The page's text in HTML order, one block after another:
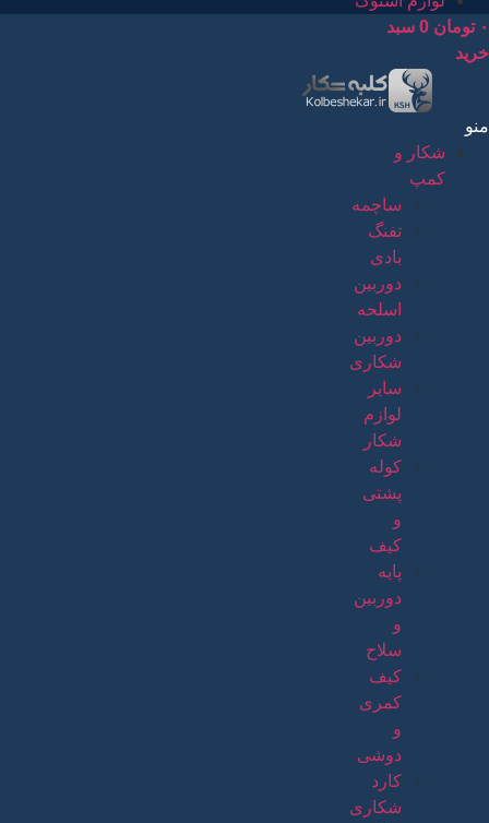
۰ تومان 0 سبد
خرید
منو
شکار و
کمپ
ساچمه
تفنگ
بادی
دوربین
اسلحه
دوربین
شکاری
سایر
لوازم
شکار
کوله
پشتی
و
کیف
پایه
دوربین
و
سلاح
کیف
کمری
و
دوشی
کارد
شکاری